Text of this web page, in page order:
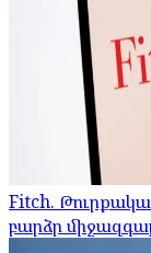
Fitch.
բարձր